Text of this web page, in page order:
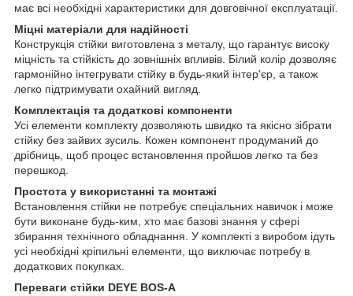
має всі необхідні характеристики для довговічної експлуатації.
Міцні матеріали для надійності
Конструкція стійки виготовлена з металу, що гарантує високу
міцність та стійкість до зовнішніх впливів. Білий колір дозволяє
гармонійно інтегрувати стійку в будь-який інтер'єр, а також
легко підтримувати охайний вигляд.
Комплектація та додаткові компоненти
Усі елементи комплекту дозволяють швидко та якісно зібрати
стійку без зайвих зусиль. Кожен компонент продуманий до
дрібниць, щоб процес встановлення пройшов легко та без
перешкод.
Простота у використанні та монтажі
Встановлення стійки не потребує спеціальних навичок і може
бути виконане будь-ким, хто має базові знання у сфері
збирання технічного обладнання. У комплекті з виробом ідуть
усі необхідні кріпильні елементи, що виключає потребу в
додаткових покупках.
Переваги стійки DEYE BOS-A